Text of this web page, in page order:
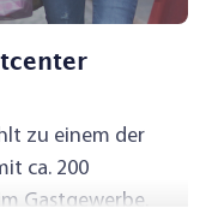
zu einem der
ca. 200
Gastgewerbe.